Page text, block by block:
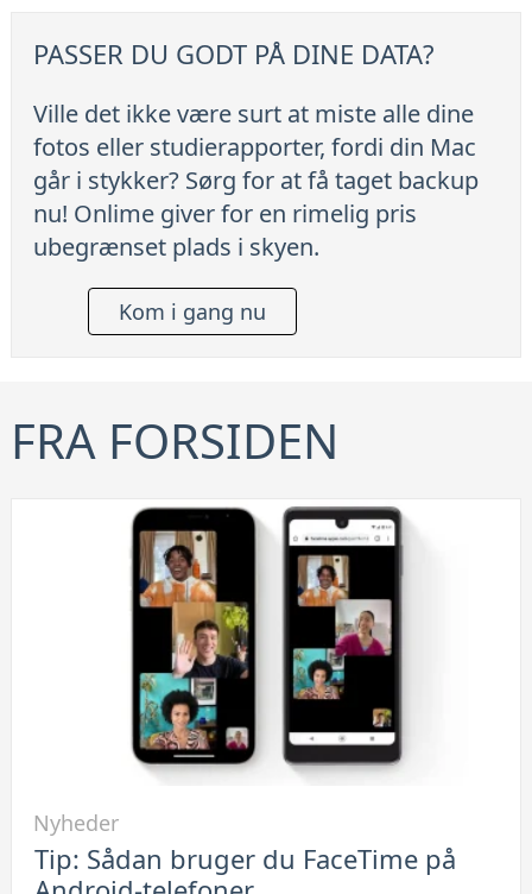
PASSER DU GODT PÅ DINE DATA?
Ville det ikke være surt at miste alle dine
fotos eller studierapporter, fordi din Mac
går i stykker? Sørg for at få taget backup
nu! Onlime giver for en rimelig pris
ubegrænset plads i skyen.
Kom i gang nu
FRA FORSIDEN
Tip:
Nyheder
Tip: Sådan bruger du FaceTime på